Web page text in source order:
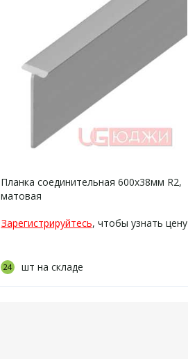
Планка соединительная 600х38мм R2,
матовая
Зарегистрируйтесь, чтобы узнать цену
24 шт на складе